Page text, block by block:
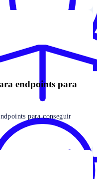
endpoints para
para conseguir